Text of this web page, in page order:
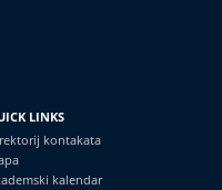
LINKS
kontakata
kalendar